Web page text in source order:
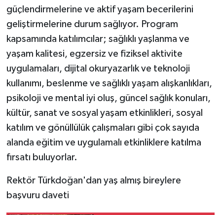
güçlendirmelerine ve aktif yaşam becerilerini
geliştirmelerine durum sağlıyor. Program
kapsamında katılımcılar; sağlıklı yaşlanma ve
yaşam kalitesi, egzersiz ve fiziksel aktivite
uygulamaları, dijital okuryazarlık ve teknoloji
kullanımı, beslenme ve sağlıklı yaşam alışkanlıkları,
psikoloji ve mental iyi oluş, güncel sağlık konuları,
kültür, sanat ve sosyal yaşam etkinlikleri, sosyal
katılım ve gönüllülük çalışmaları gibi çok sayıda
alanda eğitim ve uygulamalı etkinliklere katılma
fırsatı buluyorlar.
Rektör Türkdoğan'dan yaş almış bireylere
başvuru daveti